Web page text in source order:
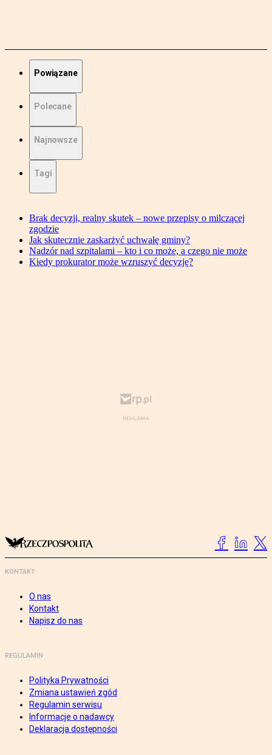
Powiązane
Polecane
Najnowsze
Tagi
Brak decyzji, realny skutek – nowe przepisy o milczącej
zgodzie
Jak skutecznie zaskarżyć uchwałę gminy?
Nadzór nad szpitalami – kto i co może, a czego nie może
Kiedy prokurator może wzruszyć decyzję?
KONTAKT
O nas
Kontakt
Napisz do nas
REGULAMIN
Polityka Prywatności
Zmiana ustawień zgód
Regulamin serwisu
Informacje o nadawcy
Deklaracja dostępności